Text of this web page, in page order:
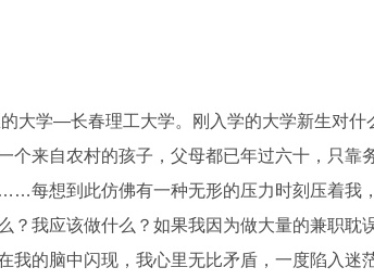
学—长春理工大学。刚入学的大学新生对什
个来自农村的孩子，父母都已年过六十，只靠
每想到此仿佛有一种无形的压力时刻压着我
？我应该做什么？如果我因为做大量的兼职耽
的脑中闪现，我心里无比矛盾，一度陷入迷茫